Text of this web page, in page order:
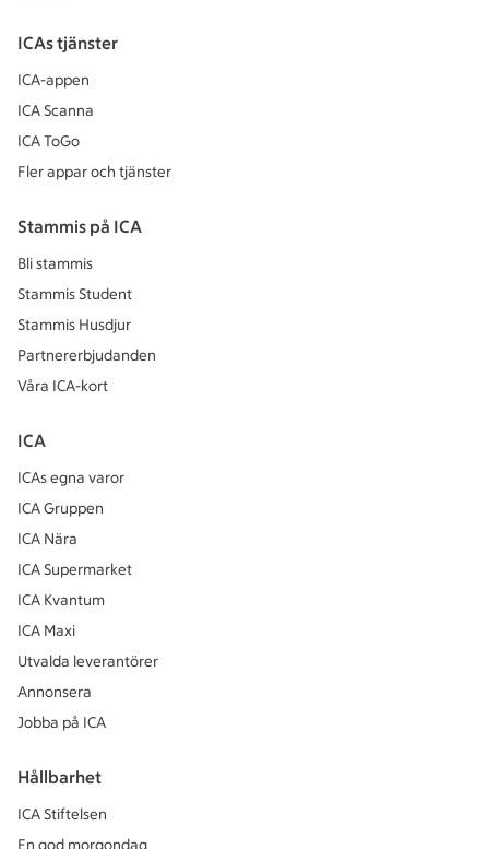
ICAs tjänster
ICA-appen
ICA Scanna
ICA ToGo
Fler appar och tjänster
Stammis på ICA
Bli stammis
Stammis Student
Stammis Husdjur
Partnererbjudanden
Våra ICA-kort
ICA
ICAs egna varor
ICA Gruppen
ICA Nära
ICA Supermarket
ICA Kvantum
ICA Maxi
Utvalda leverantörer
Annonsera
Jobba på ICA
Hållbarhet
ICA Stiftelsen